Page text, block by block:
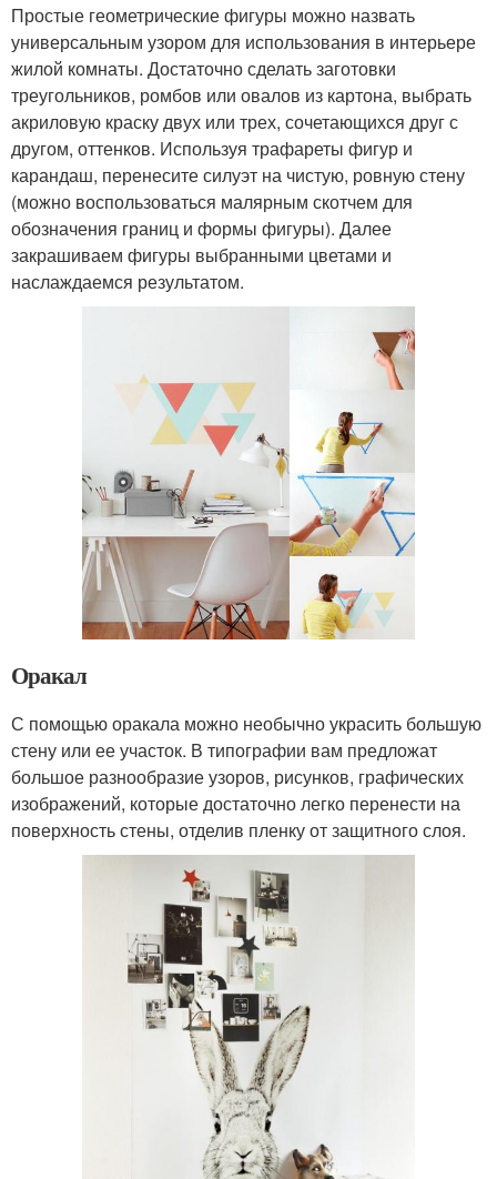
Простые геометрические фигуры можно назвать
универсальным узором для использования в интерьере
жилой комнаты. Достаточно сделать заготовки
треугольников, ромбов или овалов из картона, выбрать
акриловую краску двух или трех, сочетающихся друг с
другом, оттенков. Используя трафареты фигур и
карандаш, перенесите силуэт на чистую, ровную стену
(можно воспользоваться малярным скотчем для
обозначения границ и формы фигуры). Далее
закрашиваем фигуры выбранными цветами и
наслаждаемся результатом.
Оракал
С помощью оракала можно необычно украсить большую
стену или ее участок. В типографии вам предложат
большое разнообразие узоров, рисунков, графических
изображений, которые достаточно легко перенести на
поверхность стены, отделив пленку от защитного слоя.